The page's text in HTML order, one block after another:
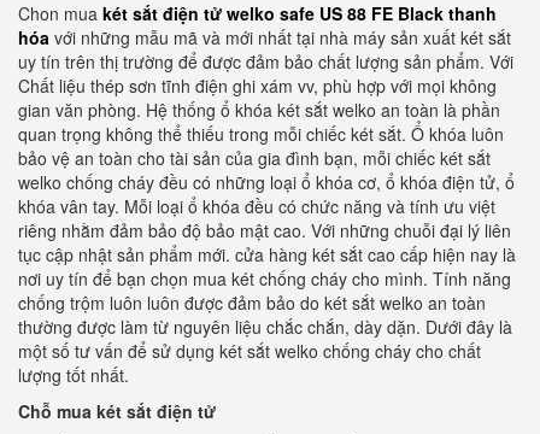
Chon mua két sắt điện tử welko safe US 88 FE Black thanh
hóa với những mẫu mã và mới nhất tại nhà máy sản xuất két sắt
uy tín trên thị trường để được đảm bảo chất lượng sản phẩm. Với
Chất liệu thép sơn tĩnh điện ghi xám vv, phù hợp với mọi không
gian văn phòng. Hệ thống ổ khóa két sắt welko an toàn là phần
quan trọng không thể thiếu trong mỗi chiếc két sắt. Ổ khóa luôn
bảo vệ an toàn cho tài sản của gia đình bạn, mỗi chiếc két sắt
welko chống cháy đều có những loại ổ khóa cơ, ổ khóa điện tử, ổ
khóa vân tay. Mỗi loại ổ khóa đều có chức năng và tính ưu việt
riêng nhằm đảm bảo độ bảo mật cao. Với những chuỗi đại lý liên
tục cập nhật sản phẩm mới. cửa hàng két sắt cao cấp hiện nay là
nơi uy tín để bạn chọn mua két chống cháy cho mình. Tính năng
chống trộm luôn luôn được đảm bảo do két sắt welko an toàn
thường được làm từ nguyên liệu chắc chắn, dày dặn. Dưới đây là
một số tư vấn để sử dụng két sắt welko chống cháy cho chất
lượng tốt nhất.
Chỗ mua két sắt điện tử